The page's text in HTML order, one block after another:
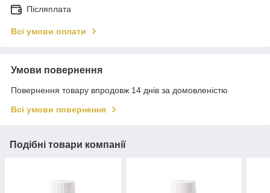
Післяплата
Всі умови оплати
Умови повернення
Повернення товару впродовж 14 днів за домовленістю
Всі умови повернення
Подібні товари компанії